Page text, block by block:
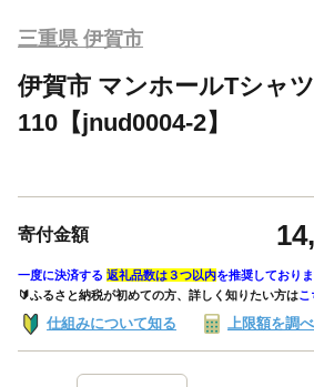
三重県 伊賀市
伊賀市 マンホールTシャ
110【jnud0004-2】
寄付金額
一度に決済する 返礼品数は３つ以内を推奨しておりま
🔰ふるさと納税が初めての方、詳しく知りたい方はこ
仕組みについて知る 上限額を調